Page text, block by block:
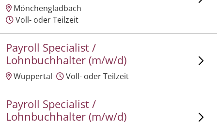
Mönchengladbach
Voll- oder Teilzeit
Payroll Specialist /
Lohnbuchhalter (m/w/d)
Wuppertal Voll- oder Teilzeit
Payroll Specialist /
Lohnbuchhalter (m/w/d)